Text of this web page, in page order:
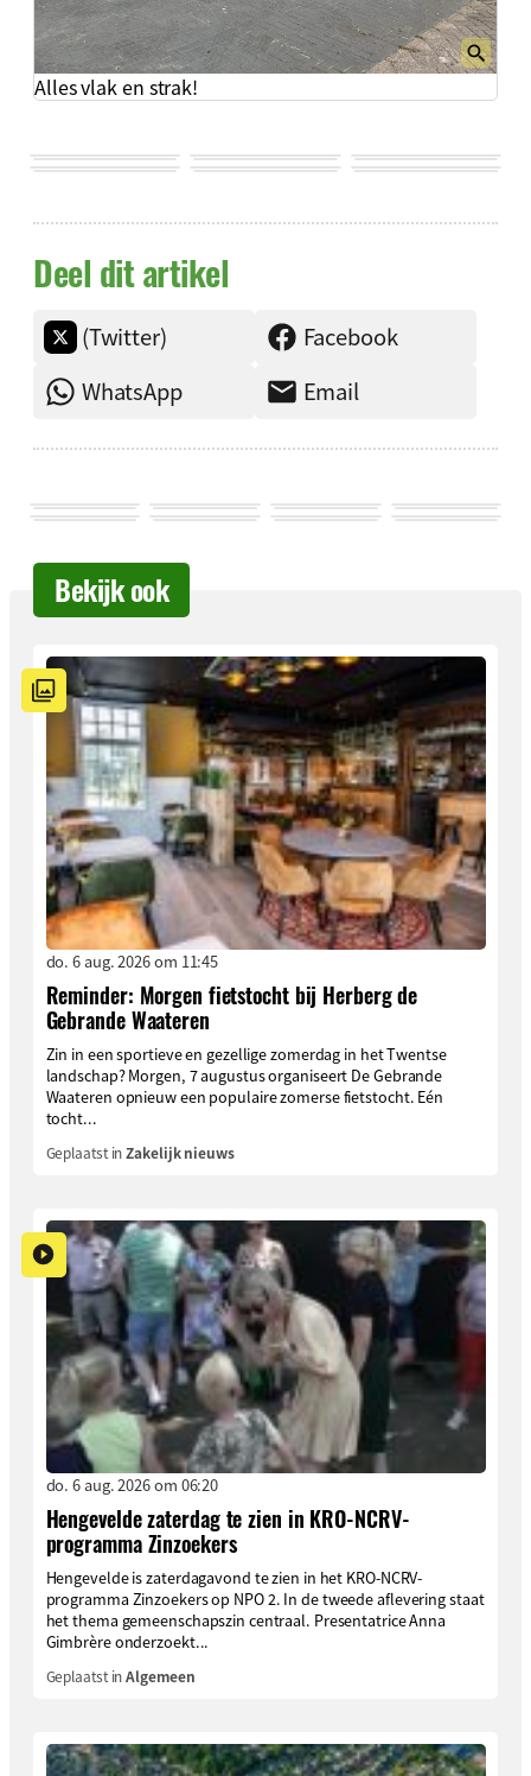
Alles vlak en strak!
Deel dit artikel
(Twitter)
Facebook
WhatsApp
Email
Bekijk ook
do. 6 aug. 2026 om 11:45
Reminder: Morgen fietstocht bij Herberg de
Gebrande Waateren
Zin in een sportieve en gezellige zomerdag in het Twentse
landschap? Morgen, 7 augustus organiseert De Gebrande
Waateren opnieuw een populaire zomerse fietstocht. Eén
tocht...
Geplaatst inZakelijk nieuws
do. 6 aug. 2026 om 06:20
Hengevelde zaterdag te zien in KRO-NCRV-
programma Zinzoekers
Hengevelde is zaterdagavond te zien in het KRO-NCRV-
programma Zinzoekers op NPO 2. In de tweede aflevering staat
het thema gemeenschapszin centraal. Presentatrice Anna
Gimbrère onderzoekt...
Geplaatst inAlgemeen